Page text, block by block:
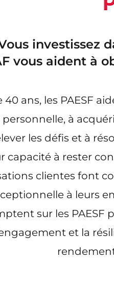
investissez
vous aident à
40 ans, les PAESF
à
les défis et à
capacité à rester
clientes font
à leurs
sur les
et la